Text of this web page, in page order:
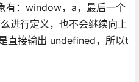
有：window，a，最后一个
进行定义，也不会继续向上
直接输出 undefined，所以t